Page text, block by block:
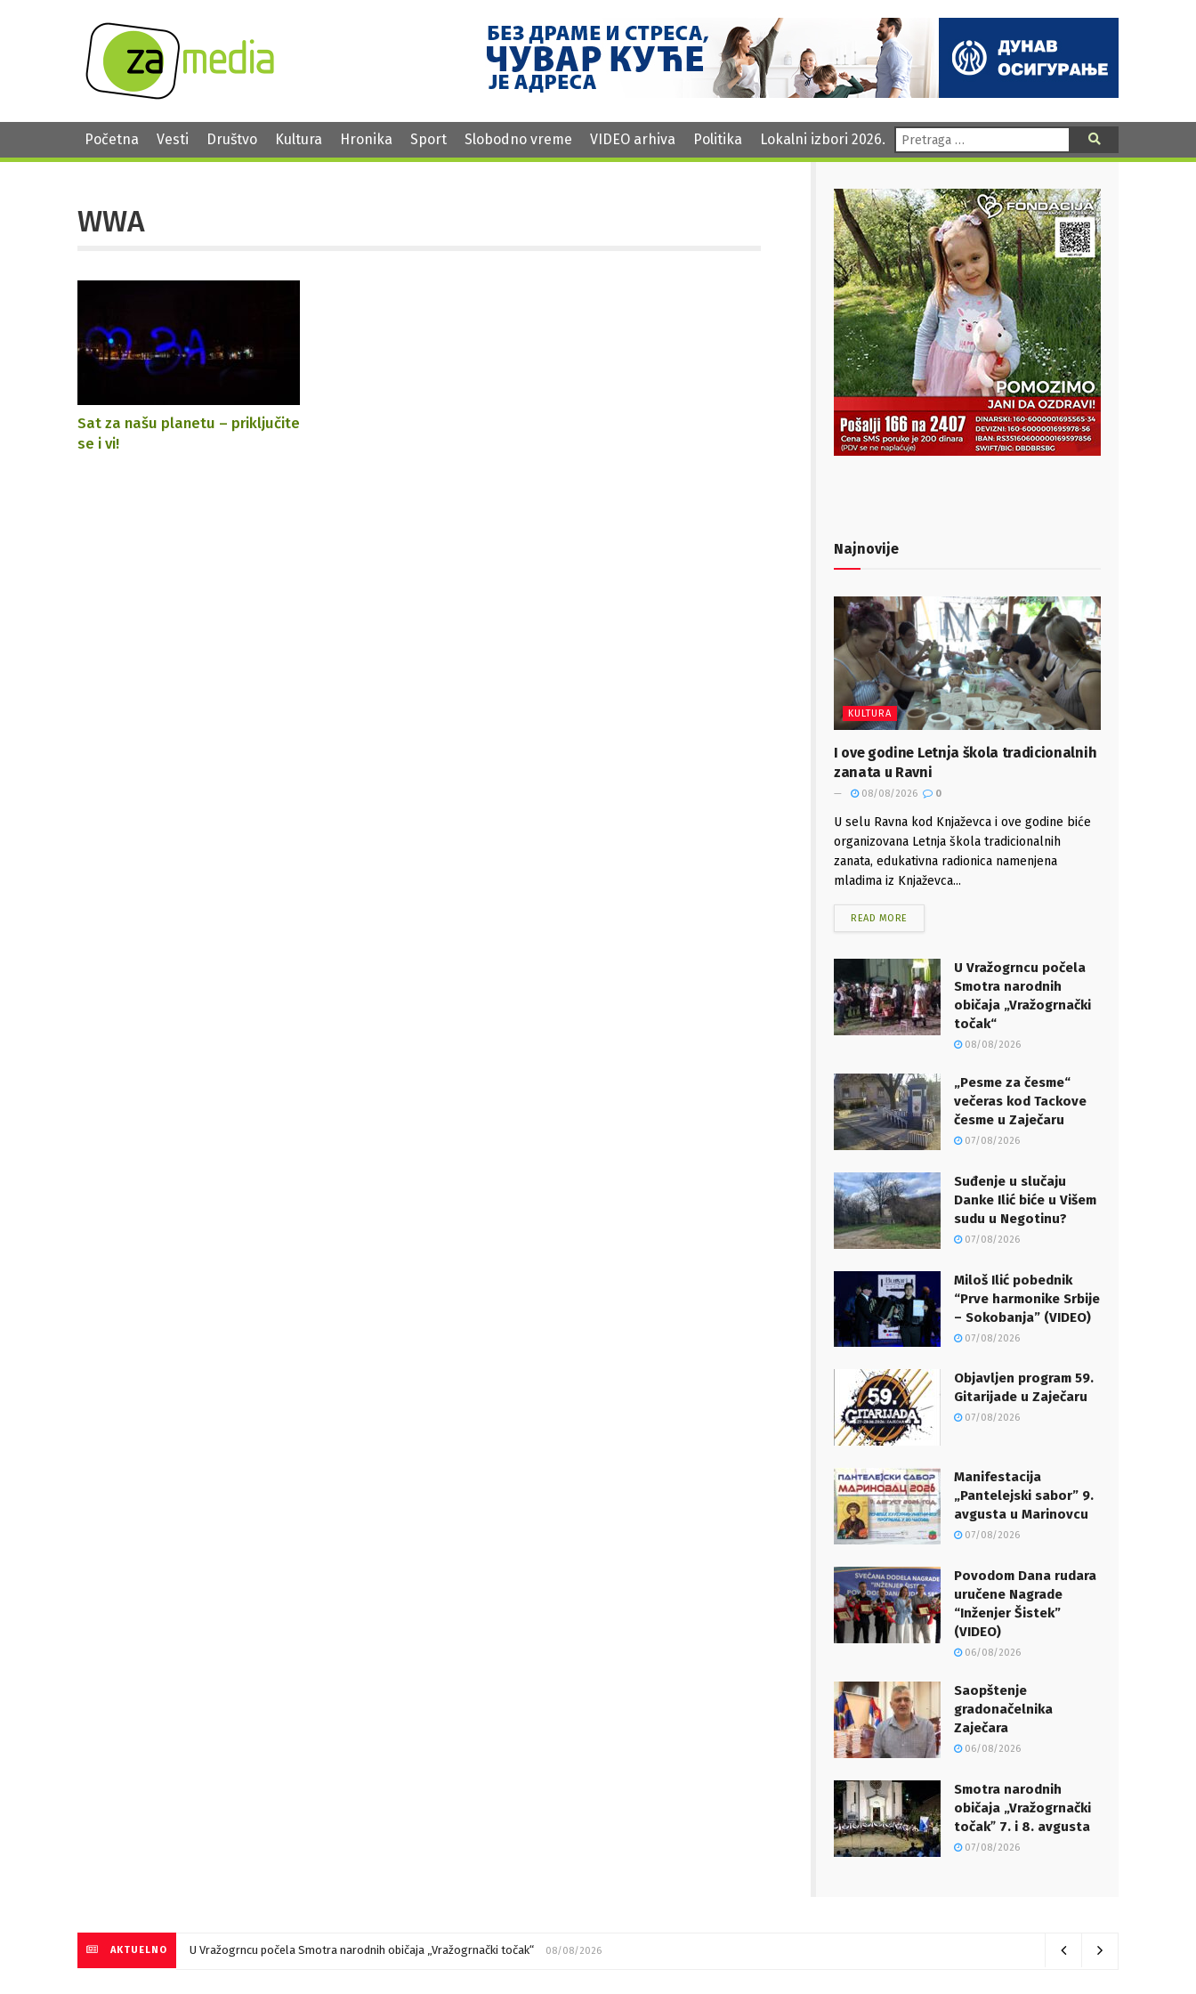
Početna Vesti Društvo Kultura Hronika Sport Slobodno vreme VIDEO arhiva Politika Lokalni izbori 2026. Pretraga:
WWA
Sat za našu planetu – priključite
se i vi!
Najnovije
KULTURA
I ove godine Letnja škola tradicionalnih
zanata u Ravni
08/08/2026 0
U selu Ravna kod Knjaževca i ove godine biće
organizovana Letnja škola tradicionalnih
zanata, edukativna radionica namenjena
mladima iz Knjaževca...
READ MORE
U Vražogrncu počela
Smotra narodnih
običaja „Vražogrnački
točak“
08/08/2026
„Pesme za česme“
večeras kod Tackove
česme u Zaječaru
07/08/2026
Suđenje u slučaju
Danke Ilić biće u Višem
sudu u Negotinu?
07/08/2026
Miloš Ilić pobednik
“Prve harmonike Srbije
– Sokobanja” (VIDEO)
07/08/2026
Objavljen program 59.
Gitarijade u Zaječaru
07/08/2026
Manifestacija
„Pantelejski sabor” 9.
avgusta u Marinovcu
07/08/2026
Povodom Dana rudara
uručene Nagrade
“Inženjer Šistek”
(VIDEO)
06/08/2026
Saopštenje
gradonačelnika
Zaječara
06/08/2026
Smotra narodnih
običaja „Vražogrnački
točakˮ 7. i 8. avgusta
07/08/2026
AKTUELNO U Vražogrncu počela Smotra narodnih običaja „Vražogrnački točak“ 08/08/2026